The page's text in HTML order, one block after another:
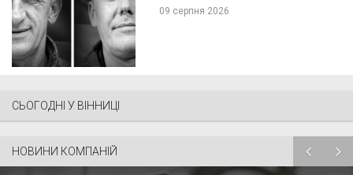
09 серпня 2026
СЬОГОДНІ У ВІННИЦІ
НОВИНИ КОМПАНІЙ